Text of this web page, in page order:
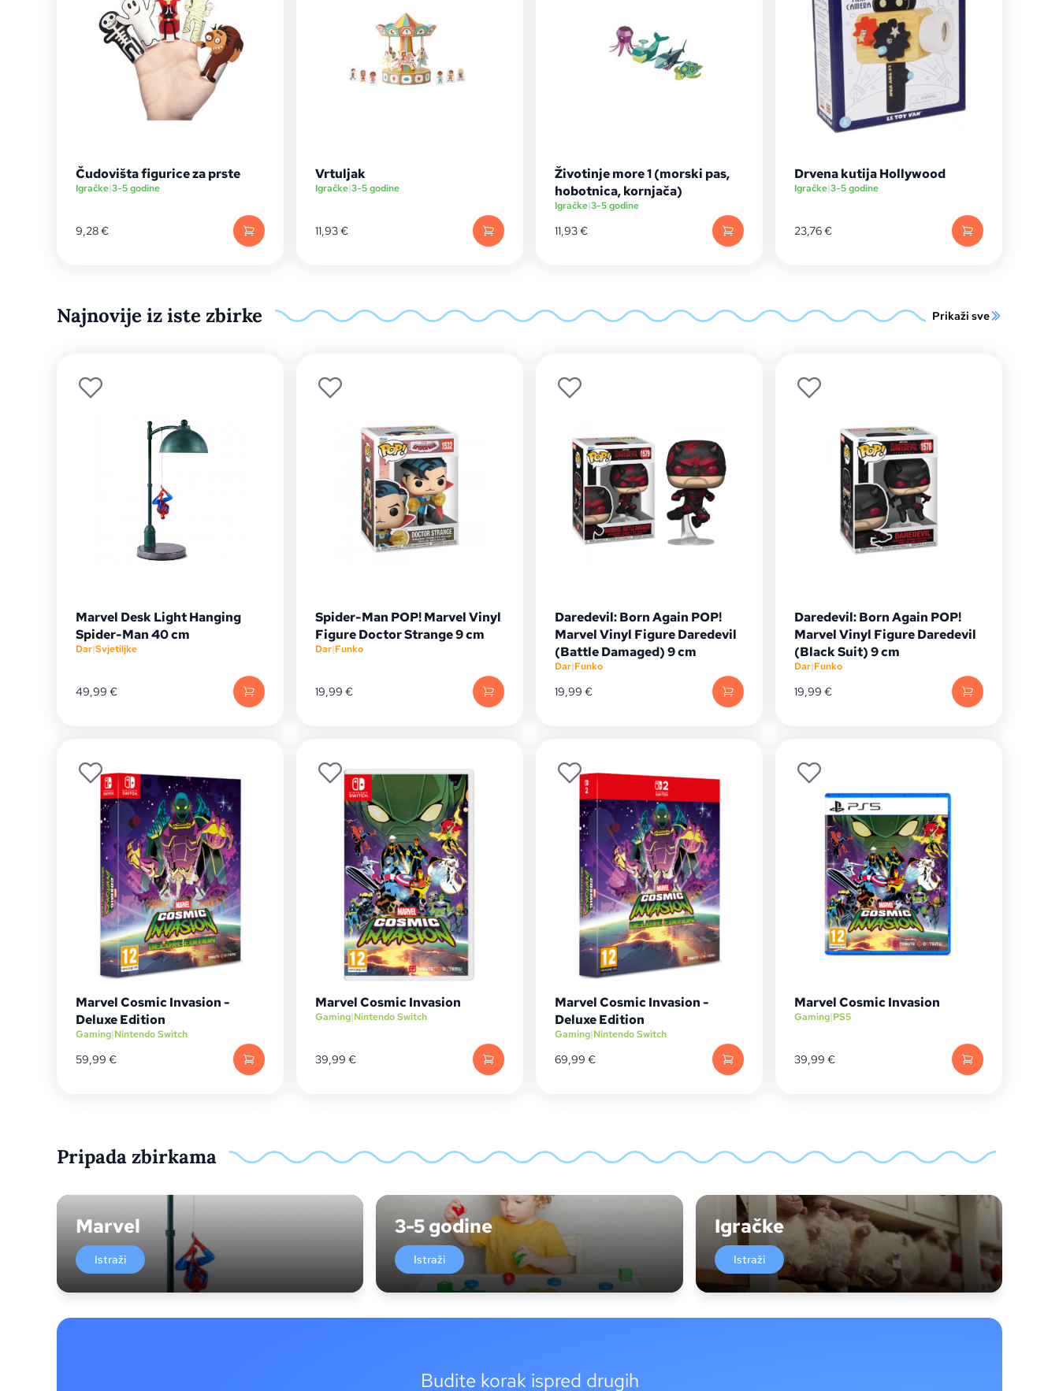
Čudovišta figurice za prste
Igračke|3-5 godine
9,28€
Vrtuljak
Igračke|3-5 godine
11,93€
Životinje more 1 (morski pas,
hobotnica, kornjača)
Igračke|3-5 godine
11,93€
Drvena kutija Hollywood
Igračke|3-5 godine
23,76€
Najnovije iz iste zbirke Prikaži sve
Marvel Desk Light Hanging
Spider-Man 40 cm
Dar|Svjetiljke
49,99 €
Spider-Man POP! Marvel Vinyl
Figure Doctor Strange 9 cm
Dar|Funko
19,99 €
Daredevil: Born Again POP!
Marvel Vinyl Figure Daredevil
(Battle Damaged) 9 cm
Dar|Funko
19,99 €
Daredevil: Born Again POP!
Marvel Vinyl Figure Daredevil
(Black Suit) 9 cm
Dar|Funko
19,99 €
Marvel Cosmic Invasion -
Deluxe Edition
Gaming|Nintendo Switch
59,99 €
Marvel Cosmic Invasion
Gaming|Nintendo Switch
39,99 €
Marvel Cosmic Invasion -
Deluxe Edition
Gaming|Nintendo Switch
69,99 €
Marvel Cosmic Invasion
Gaming|PS5
39,99 €
Pripada zbirkama
Marvel
Istraži
3-5 godine
Istraži
Igračke
Istraži
Budite korak ispred drugih